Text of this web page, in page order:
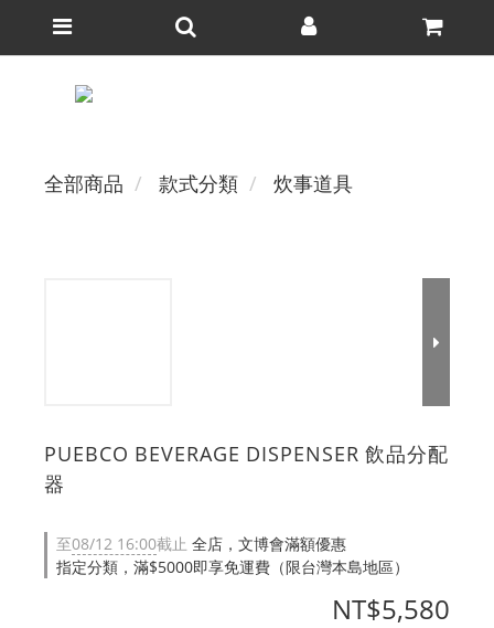
全部商品 款式分類 炊事道具
PUEBCO BEVERAGE DISPENSER 飲品分配
器
至08/12 16:00截止 全店，文博會滿額優惠
指定分類，滿$5000即享免運費（限台灣本島地區）
NT$5,580